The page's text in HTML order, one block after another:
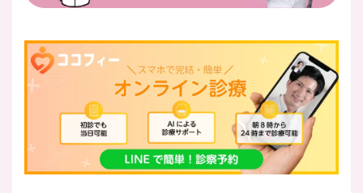
FAX
03-5989-0618
営業時間：10:00〜22:00